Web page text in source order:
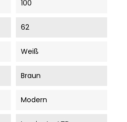
100
62
Weiß
Braun
Modern